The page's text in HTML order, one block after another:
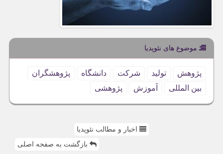
موضوع های نئوپدیا
پژوهش تولید شركت دانشگاه
پژوهشگران
بین المللی
آموزش پژوهشی
اخبار و مطالب نئوپدیا
بازگشت به صفحه اصلی